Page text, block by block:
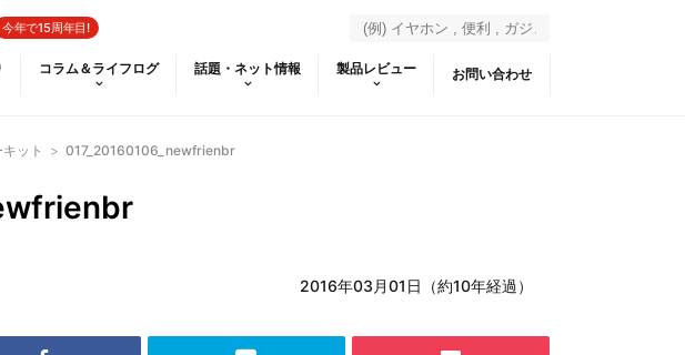
今年で15周年目!
コラム＆ライフログ 話題・ネット情報 製品レビュー お問い合わせ
ット > 017_20160106_newfrienbr
2016年03月01日（約10年経過）